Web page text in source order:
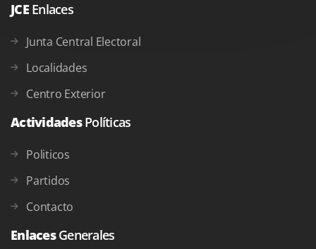
JCE Enlaces
Junta Central Electoral
Localidades
Centro Exterior
ActividadesPolíticas
Politicos
Partidos
Contacto
EnlacesGenerales